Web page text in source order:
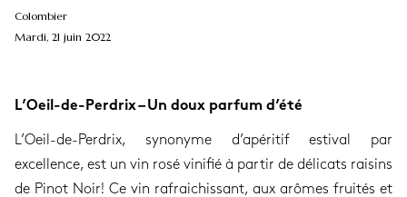
Colombier
Mardi, 21 juin 2022
L’Oeil-de-Perdrix – Un doux parfum d’été
L’Oeil-de-Perdrix, synonyme d’apéritif estival par
excellence, est un vin rosé vinifié à partir de délicats raisins
de Pinot Noir! Ce vin rafraichissant, aux arômes fruités et